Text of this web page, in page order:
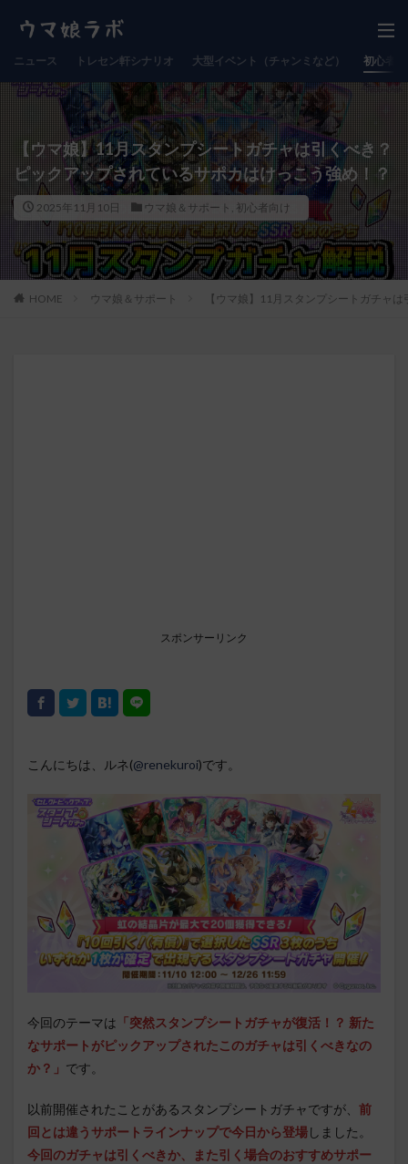
ニュース トレセン軒シナリオ 大型イベント（チャンミなど） 初心者
【ウマ娘】11月スタンプシートガチャは引くべき？
ピックアップされているサポカはけっこう強め！？
2025年11月10日 ウマ娘＆サポート , 初心者向け
HOME ウマ娘＆サポート 【ウマ娘】11月スタンプシートガチャ
スポンサーリンク
こんにちは、ルネ(@renekuroi)です。
今回のテーマは 「突然スタンプシートガチャが復活！？ 新た
なサポートがピックアップされたこのガチャは引くべきなの
か？ 」 です。
以前開催されたことがあるスタンプシートガチャですが、 前
回とは違うサポートラインナップで今日から登場しました。
今回のガチャは引くべきか、また引く場合のおすすめサポー